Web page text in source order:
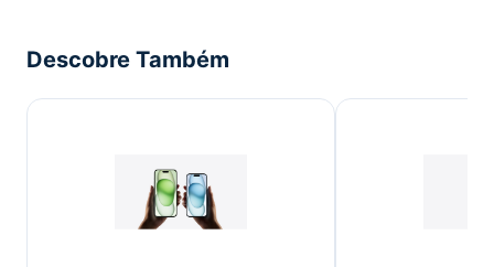
Descobre Também